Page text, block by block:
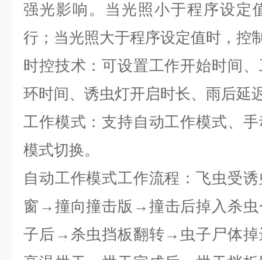
强光影响。当光照小于程序设定
行；当光照大于程序设定值时，控
时控技术：可设置工作开始时间
环时间、诱虫灯开启时长、雨后延
工作模式：支持自动工作模式、
模式切换。
自动工作模式工作流程：飞虫受
窗→撞向撞击版→撞击后掉入杀
子后→杀虫挡板翻转→虫子尸体